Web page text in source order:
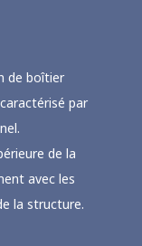
de boîtier
par
de la
avec les
la structure.